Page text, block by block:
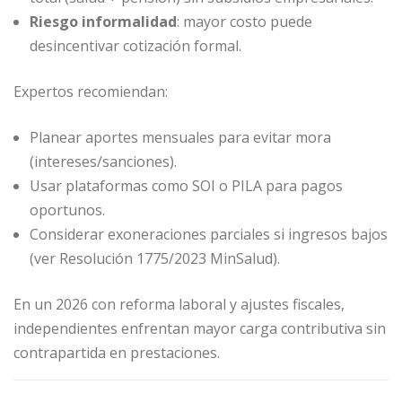
Riesgo informalidad: mayor costo puede
desincentivar cotización formal.
Expertos recomiendan:
Planear aportes mensuales para evitar mora
(intereses/sanciones).
Usar plataformas como SOI o PILA para pagos
oportunos.
Considerar exoneraciones parciales si ingresos bajos
(ver Resolución 1775/2023 MinSalud).
En un 2026 con reforma laboral y ajustes fiscales,
independientes enfrentan mayor carga contributiva sin
contrapartida en prestaciones.